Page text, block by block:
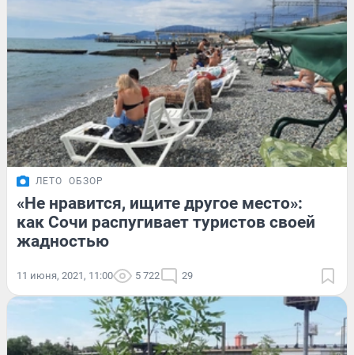
ЛЕТО ОБЗОР
«Не нравится, ищите другое место»:
как Сочи распугивает туристов своей
жадностью
11 июня, 2021, 11:00 5 722 29